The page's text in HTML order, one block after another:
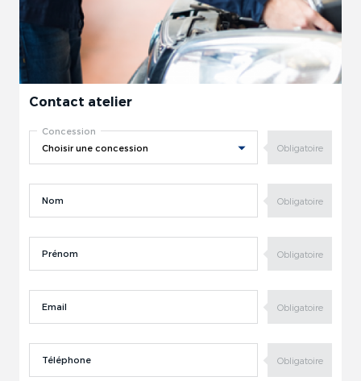
Contact atelier
Concession
Nom
Prénom
Email
Téléphone